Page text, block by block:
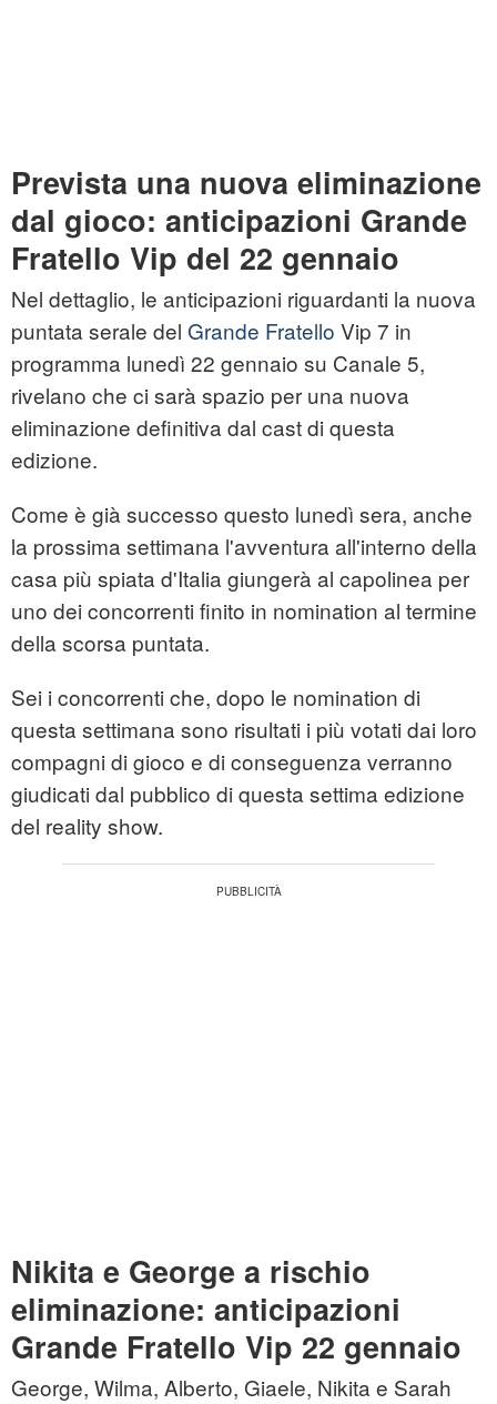
Prevista una nuova eliminazione
dal gioco: anticipazioni Grande
Fratello Vip del 22 gennaio
Nel dettaglio, le anticipazioni riguardanti la nuova
puntata serale del Grande Fratello Vip 7 in
programma lunedì 22 gennaio su Canale 5,
rivelano che ci sarà spazio per una nuova
eliminazione definitiva dal cast di questa
edizione.
Come è già successo questo lunedì sera, anche
la prossima settimana l'avventura all'interno della
casa più spiata d'Italia giungerà al capolinea per
uno dei concorrenti finito in nomination al termine
della scorsa puntata.
Sei i concorrenti che, dopo le nomination di
questa settimana sono risultati i più votati dai loro
compagni di gioco e di conseguenza verranno
giudicati dal pubblico di questa settima edizione
del reality show.
Nikita e George a rischio
eliminazione: anticipazioni
Grande Fratello Vip 22 gennaio
George, Wilma, Alberto, Giaele, Nikita e Sarah